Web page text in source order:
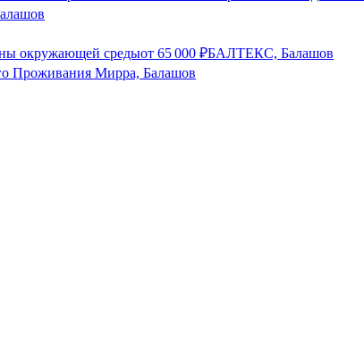
окружающей средыот 65 000 ₽БАЛТЕКС, Балашов
Проживания Мирра, Балашов